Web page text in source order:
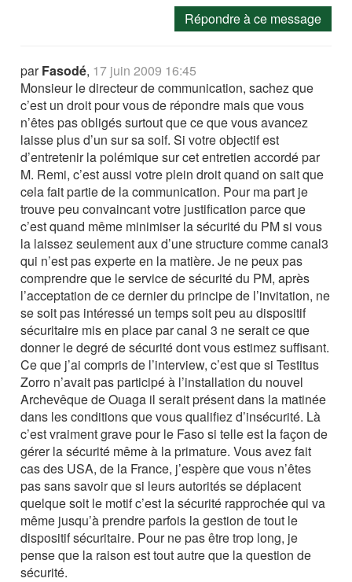
Répondre à ce message
parFasodé, 17 juin 2009 16:45
Monsieur le directeur de communication, sachez que
c’est un droit pour vous de répondre mais que vous
n’êtes pas obligés surtout que ce que vous avancez
laisse plus d’un sur sa soif. Si votre objectif est
d’entretenir la polémique sur cet entretien accordé par
M. Remi, c’est aussi votre plein droit quand on sait que
cela fait partie de la communication. Pour ma part je
trouve peu convaincant votre justification parce que
c’est quand même minimiser la sécurité du PM si vous
la laissez seulement aux d’une structure comme canal3
qui n’est pas experte en la matière. Je ne peux pas
comprendre que le service de sécurité du PM, après
l’acceptation de ce dernier du principe de l’invitation, ne
se soit pas intéressé un temps soit peu au dispositif
sécuritaire mis en place par canal 3 ne serait ce que
donner le degré de sécurité dont vous estimez suffisant.
Ce que j’ai compris de l’interview, c’est que si Testitus
Zorro n’avait pas participé à l’installation du nouvel
Archevêque de Ouaga il serait présent dans la matinée
dans les conditions que vous qualifiez d’insécurité. Là
c’est vraiment grave pour le Faso si telle est la façon de
gérer la sécurité même à la primature. Vous avez fait
cas des USA, de la France, j’espère que vous n’êtes
pas sans savoir que si leurs autorités se déplacent
quelque soit le motif c’est la sécurité rapprochée qui va
même jusqu’à prendre parfois la gestion de tout le
dispositif sécuritaire. Pour ne pas être trop long, je
pense que la raison est tout autre que la question de
sécurité.